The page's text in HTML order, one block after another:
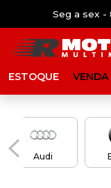
Seg a sex -
ESTOQUE VENDA
Audi